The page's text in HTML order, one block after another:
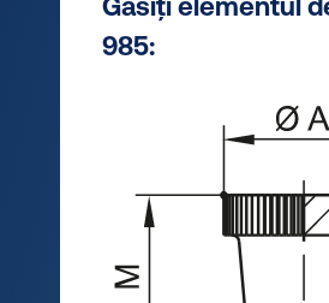
Găsiți elementul
985: